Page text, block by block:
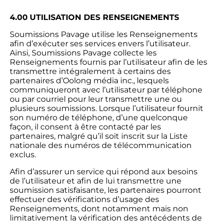
4.00 UTILISATION DES RENSEIGNEMENTS
Soumissions Pavage utilise les Renseignements
afin d’exécuter ses services envers l’utilisateur.
Ainsi, Soumissions Pavage collecte les
Renseignements fournis par l’utilisateur afin de les
transmettre intégralement à certains des
partenaires d’Oolong média inc., lesquels
communiqueront avec l’utilisateur par téléphone
ou par courriel pour leur transmettre une ou
plusieurs soumissions. Lorsque l’utilisateur fournit
son numéro de téléphone, d’une quelconque
façon, il consent à être contacté par les
partenaires, malgré qu’il soit inscrit sur la Liste
nationale des numéros de télécommunication
exclus.
Afin d’assurer un service qui répond aux besoins
de l’utilisateur et afin de lui transmettre une
soumission satisfaisante, les partenaires pourront
effectuer des vérifications d’usage des
Renseignements, dont notamment mais non
limitativement la vérification des antécédents de